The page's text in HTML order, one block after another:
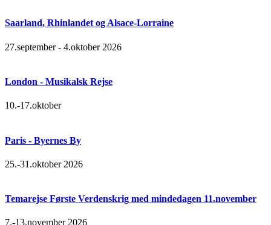
Saarland, Rhinlandet og Alsace-Lorraine
27.september - 4.oktober 2026
London - Musikalsk Rejse
10.-17.oktober
Paris - Byernes By
25.-31.oktober 2026
Temarejse Første Verdenskrig med mindedagen 11.november
7.-13.november 2026